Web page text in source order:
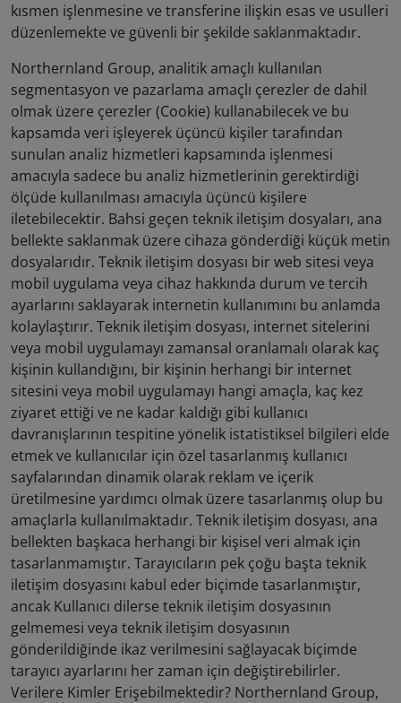
kısmen işlenmesine ve transferine ilişkin esas ve usulleri
düzenlemekte ve güvenli bir şekilde saklanmaktadır.
Northernland Group, analitik amaçlı kullanılan
segmentasyon ve pazarlama amaçlı çerezler de dahil
olmak üzere çerezler (Cookie) kullanabilecek ve bu
kapsamda veri işleyerek üçüncü kişiler tarafından
sunulan analiz hizmetleri kapsamında işlenmesi
amacıyla sadece bu analiz hizmetlerinin gerektirdiği
ölçüde kullanılması amacıyla üçüncü kişilere
iletebilecektir. Bahsi geçen teknik iletişim dosyaları, ana
bellekte saklanmak üzere cihaza gönderdiği küçük metin
dosyalarıdır. Teknik iletişim dosyası bir web sitesi veya
mobil uygulama veya cihaz hakkında durum ve tercih
ayarlarını saklayarak internetin kullanımını bu anlamda
kolaylaştırır. Teknik iletişim dosyası, internet sitelerini
veya mobil uygulamayı zamansal oranlamalı olarak kaç
kişinin kullandığını, bir kişinin herhangi bir internet
sitesini veya mobil uygulamayı hangi amaçla, kaç kez
ziyaret ettiği ve ne kadar kaldığı gibi kullanıcı
davranışlarının tespitine yönelik istatistiksel bilgileri elde
etmek ve kullanıcılar için özel tasarlanmış kullanıcı
sayfalarından dinamik olarak reklam ve içerik
üretilmesine yardımcı olmak üzere tasarlanmış olup bu
amaçlarla kullanılmaktadır. Teknik iletişim dosyası, ana
bellekten başkaca herhangi bir kişisel veri almak için
tasarlanmamıştır. Tarayıcıların pek çoğu başta teknik
iletişim dosyasını kabul eder biçimde tasarlanmıştır,
ancak Kullanıcı dilerse teknik iletişim dosyasının
gelmemesi veya teknik iletişim dosyasının
gönderildiğinde ikaz verilmesini sağlayacak biçimde
tarayıcı ayarlarını her zaman için değiştirebilirler.
Verilere Kimler Erişebilmektedir? Northernland Group,